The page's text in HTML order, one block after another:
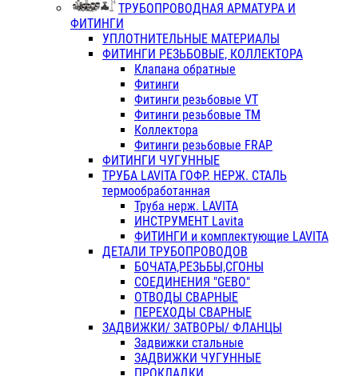
ТРУБОПРОВОДНАЯ АРМАТУРА И
ФИТИНГИ
УПЛОТНИТЕЛЬНЫЕ МАТЕРИАЛЫ
ФИТИНГИ РЕЗЬБОВЫЕ, КОЛЛЕКТОРА
Клапана обратные
Фитинги
Фитинги резьбовые VT
Фитинги резьбовые ТМ
Коллектора
Фитинги резьбовые FRAP
ФИТИНГИ ЧУГУННЫЕ
ТРУБА LAVITA ГОФР. НЕРЖ. СТАЛЬ
термообработанная
Труба нерж. LAVITA
ИНСТРУМЕНТ Lavita
ФИТИНГИ и комплектующие LAVITA
ДЕТАЛИ ТРУБОПРОВОДОВ
БОЧАТА,РЕЗЬБЫ,СГОНЫ
СОЕДИНЕНИЯ "GEBO"
ОТВОДЫ СВАРНЫЕ
ПЕРЕХОДЫ СВАРНЫЕ
ЗАДВИЖКИ/ ЗАТВОРЫ/ ФЛАНЦЫ
Задвижки стальные
ЗАДВИЖКИ ЧУГУННЫЕ